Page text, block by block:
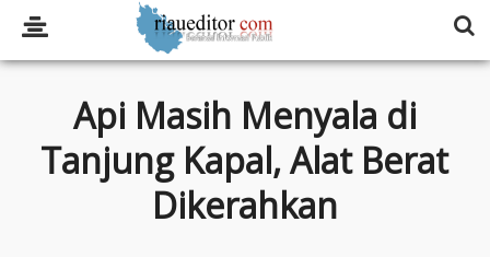
Api Masih Menyala di
Tanjung Kapal, Alat Berat
Dikerahkan